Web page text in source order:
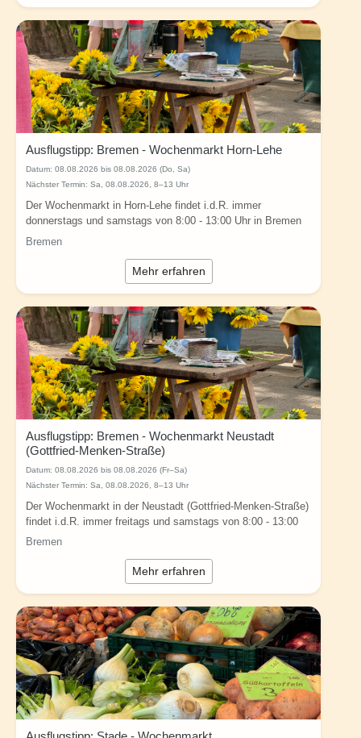
Ausflugstipp: Bremen - Wochenmarkt Horn-Lehe
Datum: 08.08.2026 bis 08.08.2026 (Do, Sa)
Nächster Termin: Sa, 08.08.2026, 8–13 Uhr
Der Wochenmarkt in Horn-Lehe findet i.d.R. immer
donnerstags und samstags von 8:00 - 13:00 Uhr in Bremen
(Ecke Robert-Bunsen-Straße /...
Bremen
Mehr erfahren
Ausflugstipp: Bremen - Wochenmarkt Neustadt
(Gottfried-Menken-Straße)
Datum: 08.08.2026 bis 08.08.2026 (Fr–Sa)
Nächster Termin: Sa, 08.08.2026, 8–13 Uhr
Der Wochenmarkt in der Neustadt (Gottfried-Menken-Straße)
findet i.d.R. immer freitags und samstags von 8:00 - 13:00
Uhr in Bremen...
Bremen
Mehr erfahren